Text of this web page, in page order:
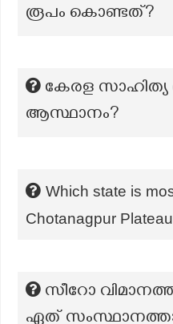
രൂപം കൊണ്ടത്?
കേരള സാഹിത്യ
ആസ്ഥാനം?
Which state is
Chotanagpur
സീറോ
ഏത്